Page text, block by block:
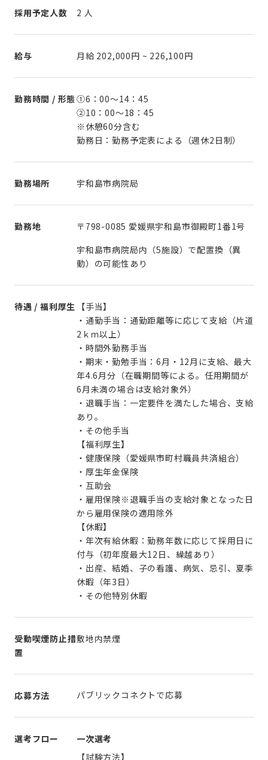
採用予定人数 2 人
給与 月給 202,000円 ~ 226,100円
勤務時間 / 形態①6：00～14：45
②10：00～18：45
※休憩60分含む
勤務日：勤務予定表による（週休2日制）
勤務場所 宇和島市病院局
勤務地
〒798-0085 愛媛県宇和島市御殿町1番1号
宇和島市病院局内（5施設）で配置換（異
動）の可能性あり
待遇 / 福利厚生
【手当】
・通勤手当：通勤距離等に応じて支給（片道
2ｋｍ以上）
・時間外勤務手当
・期末・勤勉手当：6月・12月に支給、最大
年4.6月分（在職期間等による。任用期間が
6月未満の場合は支給対象外）
・退職手当：一定要件を満たした場合、支給
あり。
・その他手当
【福利厚生】
・健康保険（愛媛県市町村職員共済組合）
・厚生年金保険
・互助会
・雇用保険※退職手当の支給対象となった日
から雇用保険の適用除外
【休暇】
・年次有給休暇：勤務年数に応じて採用日に
付与（初年度最大12日、繰越あり）
・出産、結婚、子の看護、病気、忌引、夏季
休暇（年3日）
・その他特別休暇
受動喫煙防止措
置
敷地内禁煙
応募方法 パブリックコネクトで応募
選考フロー
一次選考
【試験方法】